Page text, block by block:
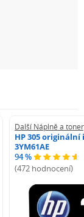
Další Náplně a
HP 305
3YM61AE
94 %
(472 hodnocení)